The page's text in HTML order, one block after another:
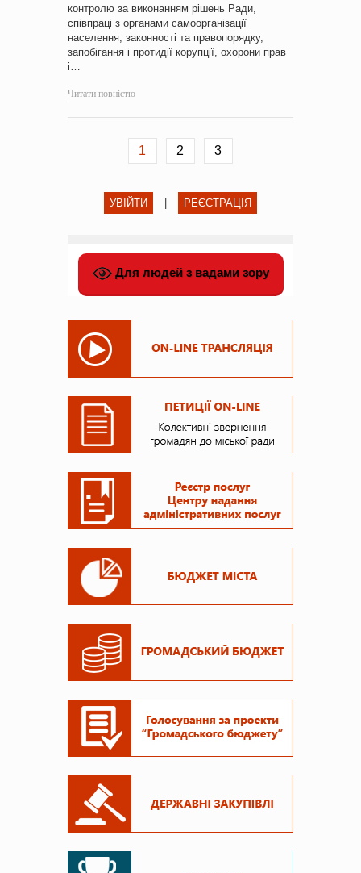
контролю за виконанням рішень Ради,
співпраці з органами самоорганізації
населення, законності та правопорядку,
запобігання і протидії корупції, охорони прав
і…
Читати повністю
1 2 3
УВІЙТИ РЕЄСТРАЦІЯ
Для людей з вадами зору